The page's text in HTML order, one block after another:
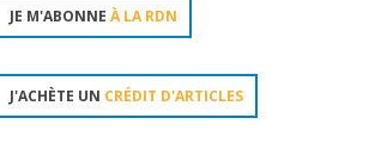
JE M'ABONNE À LA RDN
J'ACHÈTE UN CRÉDIT D'ARTICLES